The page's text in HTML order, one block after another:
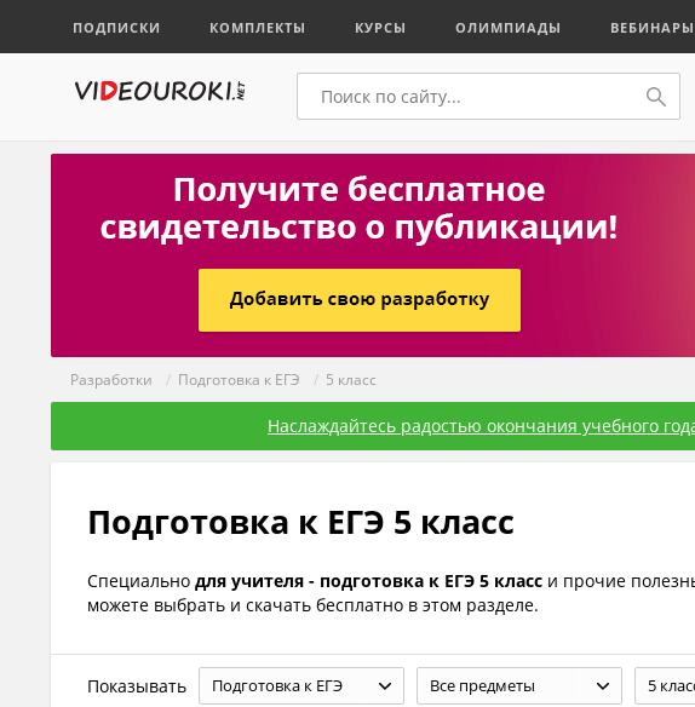
ПОДПИСКИ КОМПЛЕКТЫ КУРСЫ ОЛИМПИАДЫ ВЕБИНАРЫ
Разработки / Подготовка к ЕГЭ / 5 класс
Наслаждайтесь радостью окончания учебного
Подготовка к ЕГЭ 5 класс
Специально для учителя - подготовка к ЕГЭ 5 класс и прочие
можете выбрать и скачать бесплатно в этом разделе.
Показывать Подготовка к ЕГЭ Все предметы 5